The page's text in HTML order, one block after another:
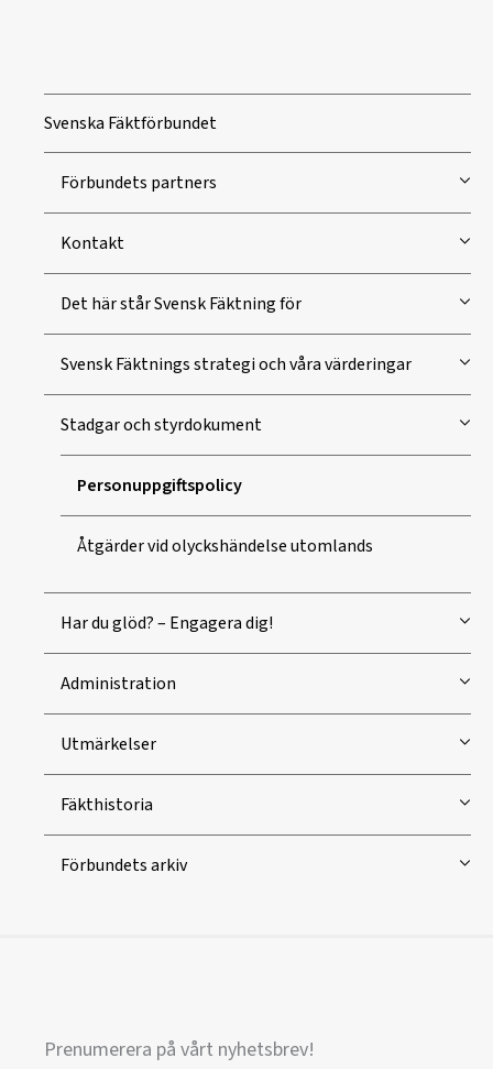
Svenska Fäktförbundet
Förbundets partners
Kontakt
Det här står Svensk Fäktning för
Svensk Fäktnings strategi och våra värderingar
Stadgar och styrdokument
Personuppgiftspolicy
Åtgärder vid olyckshändelse utomlands
Har du glöd? – Engagera dig!
Administration
Utmärkelser
Fäkthistoria
Förbundets arkiv
Prenumerera på vårt nyhetsbrev!